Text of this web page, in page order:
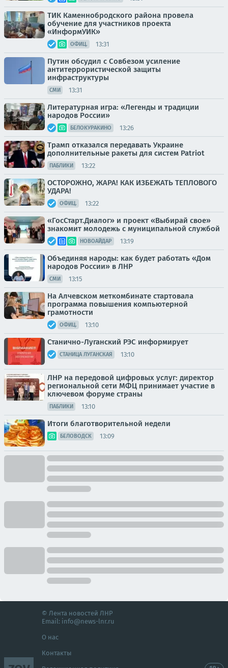
ТИК Каменнобродского района провела
обучение для участников проекта
«ИнформУИК»
ОФИЦ. 13:31
Путин обсудил с Совбезом усиление
антитеррористической защиты
инфраструктуры
СМИ 13:31
Литературная игра: «Легенды и традиции
народов России»
БЕЛОКУРАКИНО 13:26
Трамп отказался передавать Украине
дополнительные ракеты для систем Patriot
ПАБЛИКИ 13:22
ОСТОРОЖНО, ЖАРА! КАК ИЗБЕЖАТЬ ТЕПЛОВОГО
УДАРА!
ОФИЦ. 13:22
«ГосСтарт.Диалог» и проект «Выбирай свое»
знакомит молодежь с муниципальной службой
НОВОАЙДАР 13:19
Объединяя народы: как будет работать «Дом
народов России» в ЛНР
СМИ 13:15
На Алчевском меткомбинате стартовала
программа повышения компьютерной
грамотности
ОФИЦ. 13:10
Станично-Луганский РЭС информирует
СТАНИЦА ЛУГАНСКАЯ 13:10
ЛНР на передовой цифровых услуг: директор
региональной сети МФЦ принимает участие в
ключевом форуме страны
ПАБЛИКИ 13:10
Итоги благотворительной недели
БЕЛОВОДСК 13:09
© Лента новостей ЛНР
Email: info@news-lnr.ru
О нас
Контакты